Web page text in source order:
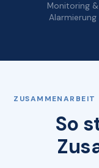
Monitoring &
Alarmierung
ZUSAMMENARBEIT
So